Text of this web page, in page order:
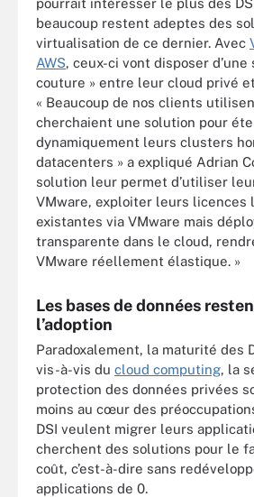
beaucoup restent adeptes des
virtualisation de ce dernier. Avec
AWS, ceux-ci vont disposer d’une
couture » entre leur cloud privé
« Beaucoup de nos clients
cherchaient une solution pour
dynamiquement leurs clusters
datacenters » a expliqué Adrian
solution leur permet d’utiliser
VMware, exploiter leurs licences
existantes via VMware mais
transparente dans le cloud,
VMware réellement élastique. »
Les bases de données
l’adoption
Paradoxalement, la maturité des
vis-à-vis du cloud computing, la
protection des données privées
moins au cœur des
DSI veulent migrer leurs
cherchent des solutions pour le
coût, c’est-à-dire sans
applications de 0.